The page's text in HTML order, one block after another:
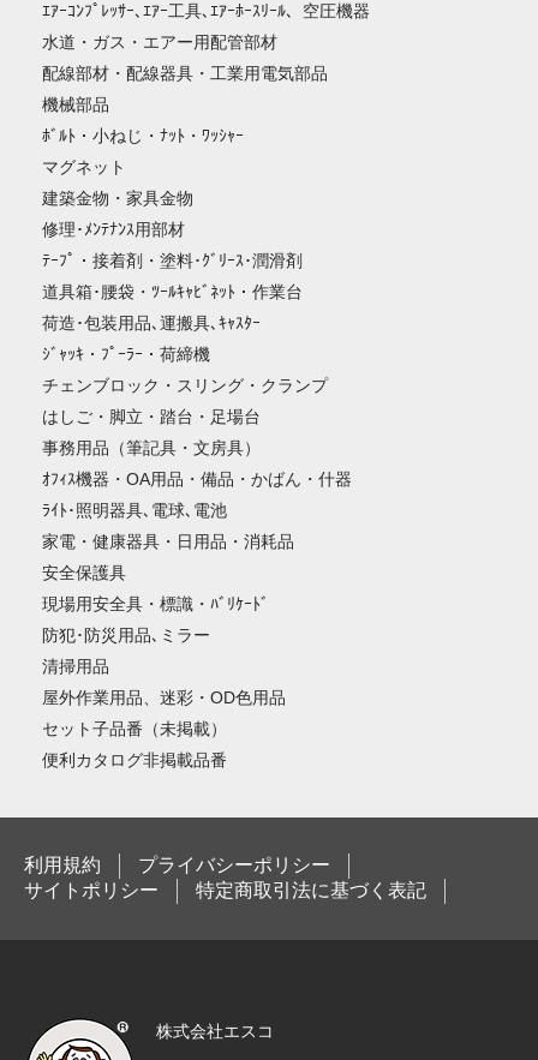
ｴｱｰｺﾝﾌﾟﾚｯｻｰ､ｴｱｰ工具､ｴｱｰﾎｰｽﾘｰﾙ、空圧機器
水道・ガス・エアー用配管部材
配線部材・配線器具・工業用電気部品
機械部品
ﾎﾞﾙﾄ・小ねじ・ﾅｯﾄ・ﾜｯｼｬｰ
マグネット
建築金物・家具金物
修理･ﾒﾝﾃﾅﾝｽ用部材
ﾃｰﾌﾟ・接着剤・塗料･ｸﾞﾘｰｽ･潤滑剤
道具箱･腰袋・ﾂｰﾙｷｬﾋﾞﾈｯﾄ・作業台
荷造･包装用品､運搬具､ｷｬｽﾀｰ
ｼﾞｬｯｷ・ﾌﾟｰﾗｰ・荷締機
チェンブロック・スリング・クランプ
はしご・脚立・踏台・足場台
事務用品（筆記具・文房具）
ｵﾌｨｽ機器・OA用品・備品・かばん・什器
ﾗｲﾄ･照明器具､電球､電池
家電・健康器具・日用品・消耗品
安全保護具
現場用安全具・標識・ﾊﾞﾘｹｰﾄﾞ
防犯･防災用品､ミラー
清掃用品
屋外作業用品、迷彩・OD色用品
セット子品番（未掲載）
便利カタログ非掲載品番
利用規約
プライバシーポリシー
サイトポリシー
特定商取引法に基づく表記
株式会社エスコ